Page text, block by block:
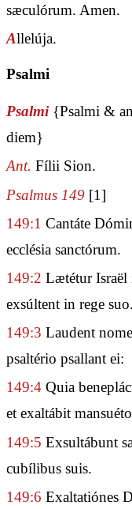
sæculórum. Amen.
Allelúja.
Psalmi
Psalmi {Psalmi &
diem}
Ant. Fílii Sion.
Psalmus 149 [1]
149:1 Cantáte
ecclésia sanctórum.
149:2 Lætétur
exsúltent in rege suo.
149:3 Laudent
psaltério psallant ei:
149:4 Quia
et exaltábit
149:5 Exsultábunt
cubílibus suis.
149:6 Exaltatiónes